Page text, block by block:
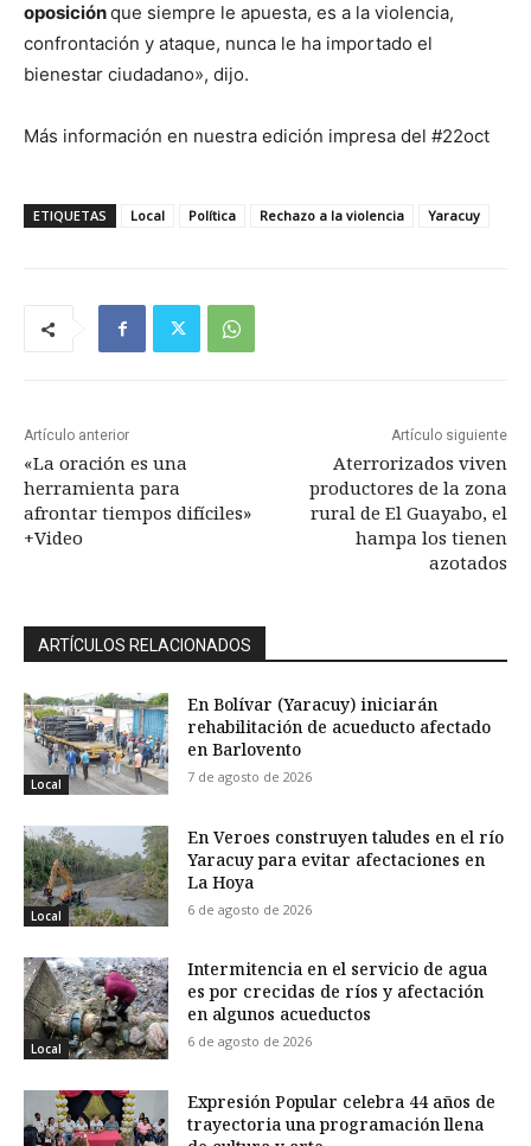
oposiciónque siempre le apuesta, es a la violencia,
confrontación y ataque, nunca le ha importado el
bienestar ciudadano», dijo.
Más información en nuestra edición impresa del #22oct
ETIQUETAS Local Política Rechazo a la violencia Yaracuy
Artículo anterior
«La oración es una
herramienta para
afrontar tiempos difíciles»
+Video
Artículo siguiente
Aterrorizados viven
productores de la zona
rural de El Guayabo, el
hampa los tienen
azotados
ARTÍCULOS RELACIONADOS
Local
En Bolívar (Yaracuy) iniciarán
rehabilitación de acueducto afectado
en Barlovento
7 de agosto de 2026
Local
En Veroes construyen taludes en el río
Yaracuy para evitar afectaciones en
La Hoya
6 de agosto de 2026
Local
Intermitencia en el servicio de agua
es por crecidas de ríos y afectación
en algunos acueductos
6 de agosto de 2026
Expresión Popular celebra 44 años de
trayectoria una programación llena